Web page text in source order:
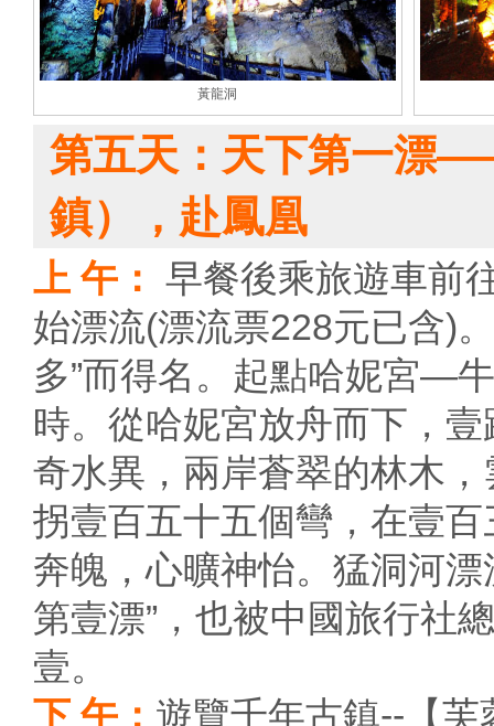
黃龍洞
第五天：天下第一漂
鎮），赴鳳凰
上 午： 早餐後乘旅遊車前
始漂流(漂流票228元已含)
多”而得名。起點哈妮宮—
時。從哈妮宮放舟而下，
奇水異，兩岸蒼翠的林木
拐壹百五十五個彎，在壹
奔魄，心曠神怡。猛洞河
第壹漂”，也被中國旅行社
壹。
下 午： 遊覽千年古鎮--【